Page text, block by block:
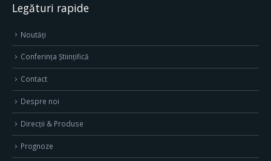
Legături rapide
Noutăți
Conferința Științifică
Contact
Despre noi
Direcţii & Produse
Prognoze